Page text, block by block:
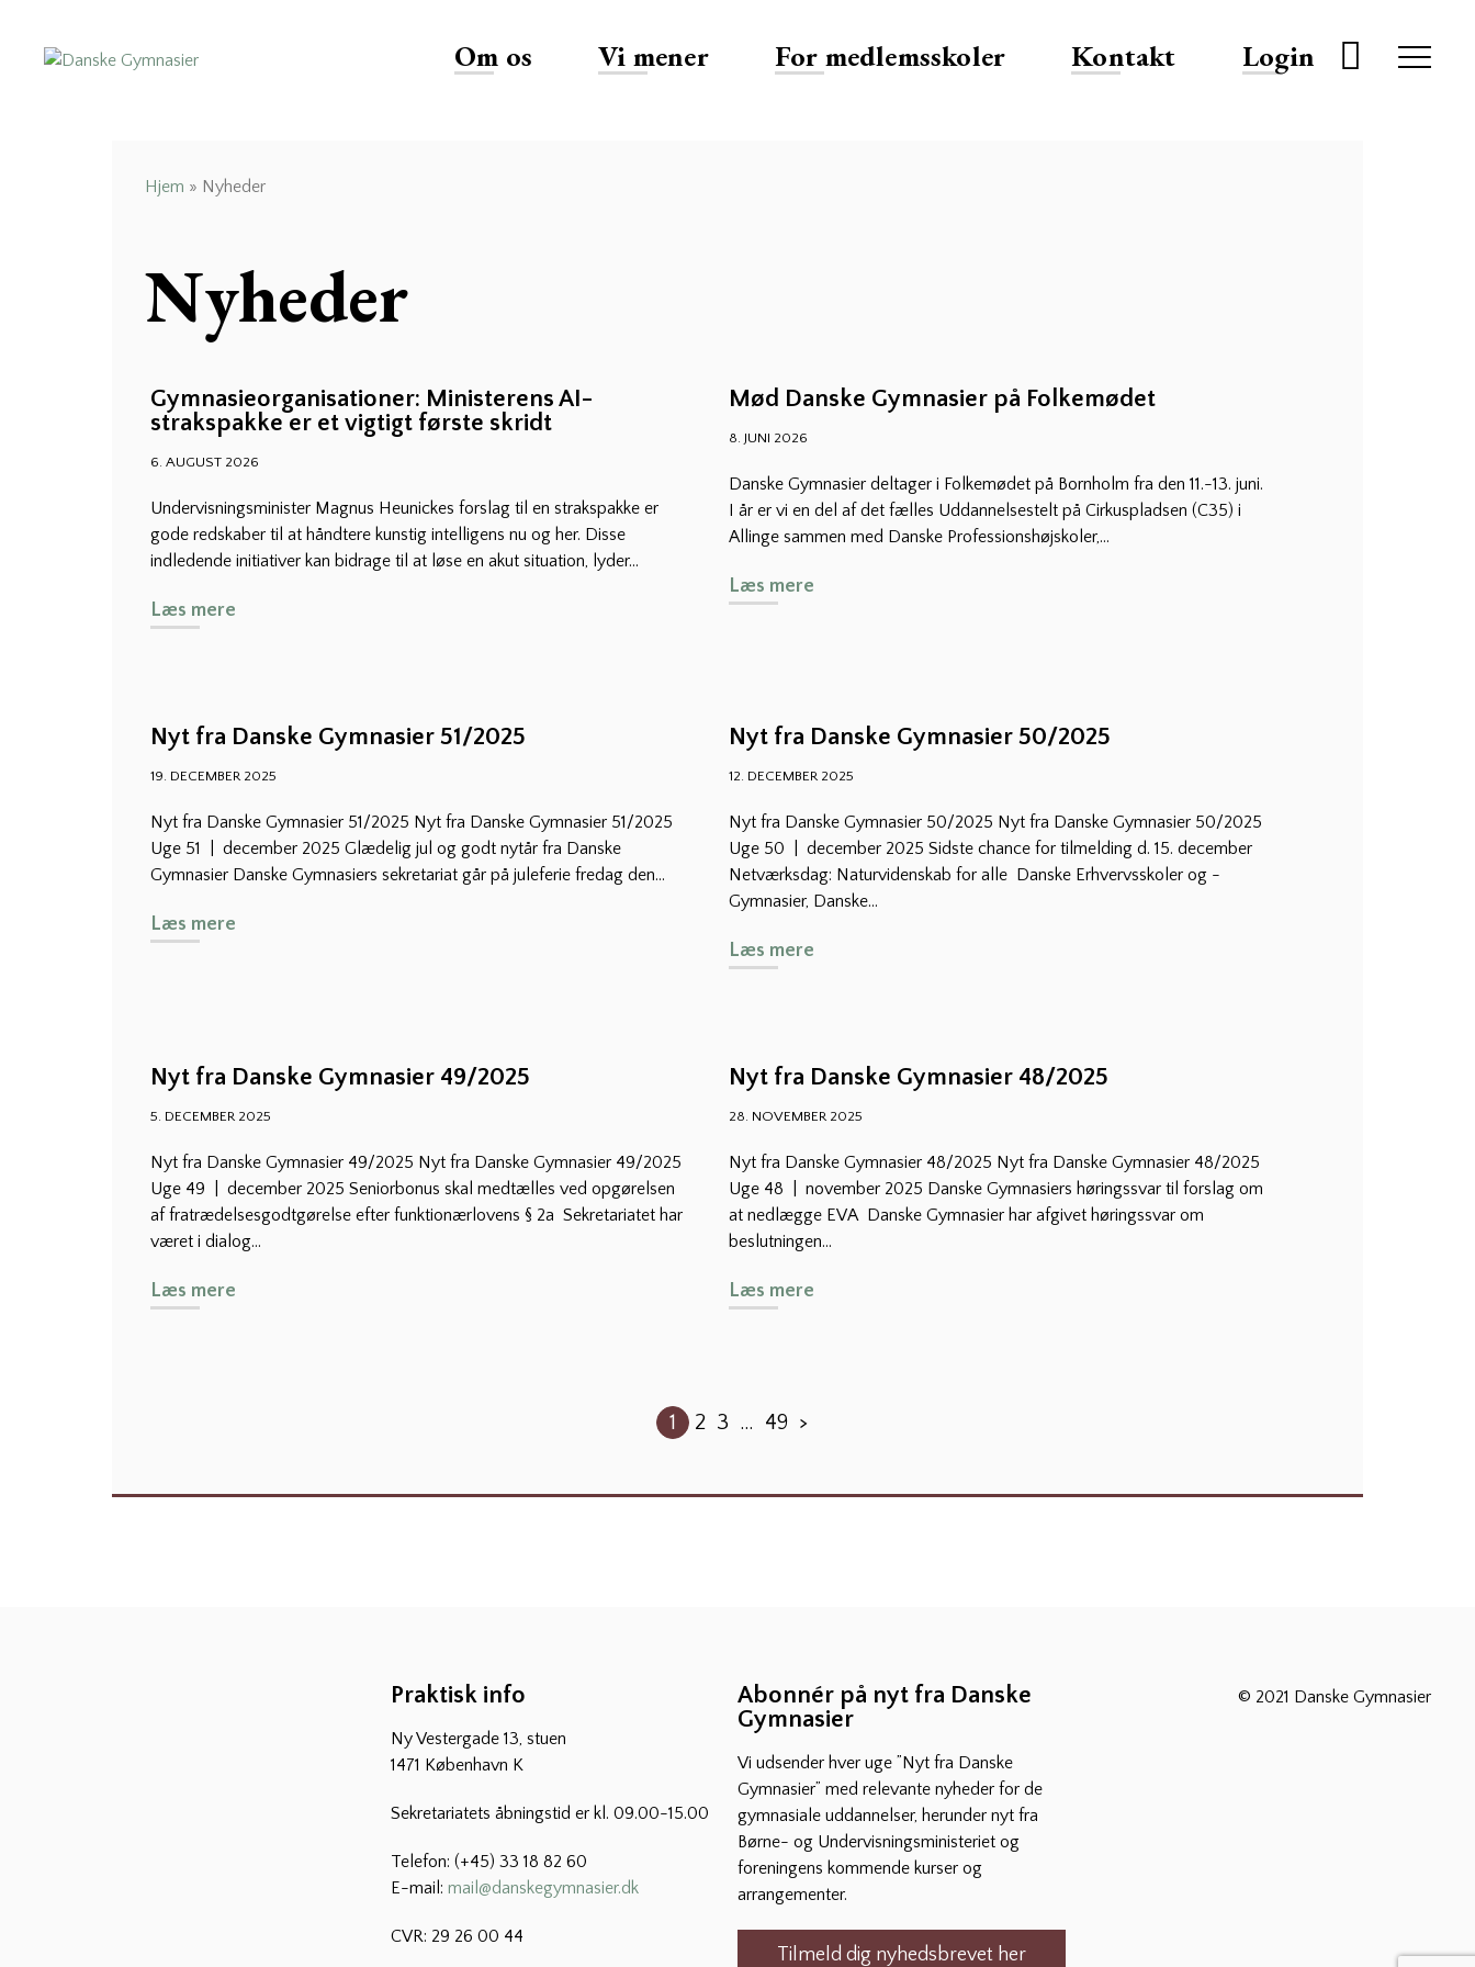
Om os Vi mener For medlemsskoler Kontakt Login
Hjem » Nyheder
Nyheder
Gymnasieorganisationer: Ministerens AI-
strakspakke er et vigtigt første skridt
6. AUGUST 2026
Undervisningsminister Magnus Heunickes forslag til en strakspakke er
gode redskaber til at håndtere kunstig intelligens nu og her. Disse
indledende initiativer kan bidrage til at løse en akut situation, lyder...
Læs mere
Mød Danske Gymnasier på Folkemødet
8. JUNI 2026
Danske Gymnasier deltager i Folkemødet på Bornholm fra den 11.-13. juni.
I år er vi en del af det fælles Uddannelsestelt på Cirkuspladsen (C35) i
Allinge sammen med Danske Professionshøjskoler,...
Læs mere
Nyt fra Danske Gymnasier 51/2025
19. DECEMBER 2025
Nyt fra Danske Gymnasier 51/2025 Nyt fra Danske Gymnasier 51/2025
Uge 51 | december 2025 Glædelig jul og godt nytår fra Danske
Gymnasier Danske Gymnasiers sekretariat går på juleferie fredag den...
Læs mere
Nyt fra Danske Gymnasier 50/2025
12. DECEMBER 2025
Nyt fra Danske Gymnasier 50/2025 Nyt fra Danske Gymnasier 50/2025
Uge 50 | december 2025 Sidste chance for tilmelding d. 15. december
Netværksdag: Naturvidenskab for alle Danske Erhvervsskoler og -
Gymnasier, Danske...
Læs mere
Nyt fra Danske Gymnasier 49/2025
5. DECEMBER 2025
Nyt fra Danske Gymnasier 49/2025 Nyt fra Danske Gymnasier 49/2025
Uge 49 | december 2025 Seniorbonus skal medtælles ved opgørelsen
af fratrædelsesgodtgørelse efter funktionærlovens § 2a Sekretariatet har
været i dialog...
Læs mere
Nyt fra Danske Gymnasier 48/2025
28. NOVEMBER 2025
Nyt fra Danske Gymnasier 48/2025 Nyt fra Danske Gymnasier 48/2025
Uge 48 | november 2025 Danske Gymnasiers høringssvar til forslag om
at nedlægge EVA Danske Gymnasier har afgivet høringssvar om
beslutningen...
Læs mere
Indlægsinddeling
1 2 3 … 49 >
Praktisk info
Ny Vestergade 13, stuen
1471 København K
Sekretariatets åbningstid er kl. 09.00-15.00
Telefon: (+45) 33 18 82 60
E-mail: mail@danskegymnasier.dk
CVR: 29 26 00 44
Abonnér på nyt fra Danske
Gymnasier
Vi udsender hver uge ”Nyt fra Danske
Gymnasier” med relevante nyheder for de
gymnasiale uddannelser, herunder nyt fra
Børne- og Undervisningsministeriet og
foreningens kommende kurser og
arrangementer.
Tilmeld dig nyhedsbrevet her
© 2021 Danske Gymnasier